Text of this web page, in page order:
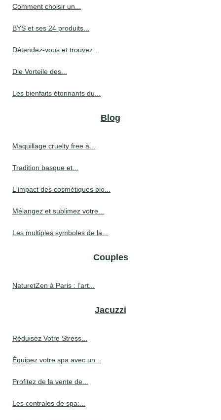
Comment choisir un...
BYS et ses 24 produits...
Détendez-vous et trouvez...
Die Vorteile des...
Les bienfaits étonnants du...
Blog
Maquillage cruelty free à...
Tradition basque et...
L'impact des cosmétiques bio...
Mélangez et sublimez votre...
Les multiples symboles de la...
Couples
NaturetZen à Paris : l’art...
Jacuzzi
Réduisez Votre Stress...
Équipez votre spa avec un...
Profitez de la vente de...
Les centrales de spa:...